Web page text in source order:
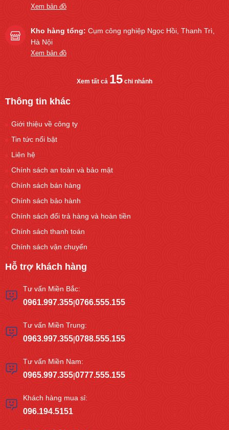
Xem bản đồ
Kho hàng tổng: Cụm công nghiệp Ngọc Hồi, Thanh Trì,
Hà Nội
Xem bản đồ
Xem tất cả 15 chi nhánh
Thông tin khác
Giới thiệu về công ty
Tin tức nổi bật
Liên hệ
Chính sách an toàn và bảo mật
Chính sách bán hàng
Chính sách bảo hành
Chính sách đổi trả hàng và hoàn tiền
Chính sách thanh toán
Chính sách vận chuyển
Hỗ trợ khách hàng
Tư vấn Miền Bắc:
0961.997.355|0766.555.155
Tư vấn Miền Trung:
0963.997.355|0788.555.155
Tư vấn Miền Nam:
0965.997.355|0777.555.155
Khách hàng mua sỉ:
096.194.5151